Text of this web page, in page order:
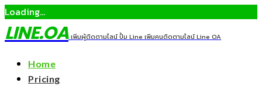
Loading...
LINE.OA เพิ่มผู้ติดตามไลน์ ปั้ม Line เพิ่มคนติดตามไลน์ Line OA
Home
Pricing